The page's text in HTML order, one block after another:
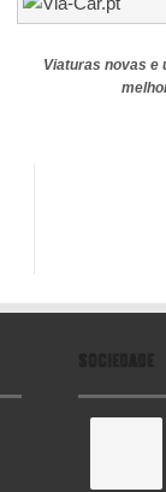
Viaturas novas e
SOCIEDADE